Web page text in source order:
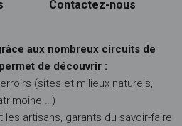
Contactez-nous
aux nombreux circuits de
de découvrir :
(sites et milieux naturels,
…)
artisans, garants du savoir-faire